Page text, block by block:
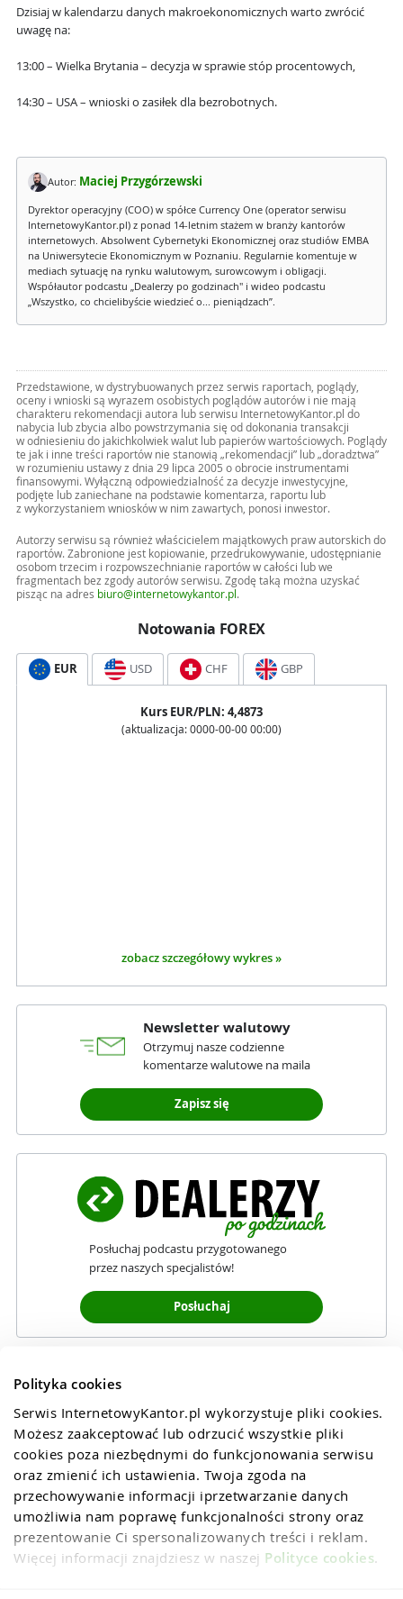
Polityka cookies
Serwis InternetowyKantor.pl wykorzystuje pliki cookies.
Możesz zaakceptować lub odrzucić wszystkie pliki
cookies poza niezbędnymi do funkcjonowania serwisu
oraz zmienić ich ustawienia. Twoja zgoda na
przechowywanie informacji iprzetwarzanie danych
umożliwia nam poprawę funkcjonalności strony oraz
prezentowanie Ci spersonalizowanych treści i reklam.
Więcej informacji znajdziesz w naszej Polityce cookies.
Dzisiaj w kalendarzu danych makroekonomicznych warto zwrócić
uwagę na:
13:00 – Wielka Brytania – decyzja w sprawie stóp procentowych,
14:30 – USA – wnioski o zasiłek dla bezrobotnych.
Autor: Maciej Przygórzewski
Dyrektor operacyjny (COO) w spółce Currency One (operator serwisu
InternetowyKantor.pl) z ponad 14-letnim stażem w branży kantorów
internetowych. Absolwent Cybernetyki Ekonomicznej oraz studiów EMBA
na Uniwersytecie Ekonomicznym w Poznaniu. Regularnie komentuje w
mediach sytuację na rynku walutowym, surowcowym i obligacji.
Współautor podcastu „Dealerzy po godzinach" i wideo podcastu
„Wszystko, co chcielibyście wiedzieć o... pieniądzach”.
Przedstawione, w dystrybuowanych przez serwis raportach, poglądy,
oceny i wnioski są wyrazem osobistych poglądów autorów i nie mają
charakteru rekomendacji autora lub serwisu InternetowyKantor.pl do
nabycia lub zbycia albo powstrzymania się od dokonania transakcji
w odniesieniu do jakichkolwiek walut lub papierów wartościowych. Poglądy
te jak i inne treści raportów nie stanowią „rekomendacji” lub „doradztwa”
w rozumieniu ustawy z dnia 29 lipca 2005 o obrocie instrumentami
finansowymi. Wyłączną odpowiedzialność za decyzje inwestycyjne,
podjęte lub zaniechane na podstawie komentarza, raportu lub
z wykorzystaniem wniosków w nim zawartych, ponosi inwestor.
Autorzy serwisu są również właścicielem majątkowych praw autorskich do
raportów. Zabronione jest kopiowanie, przedrukowywanie, udostępnianie
osobom trzecim i rozpowszechnianie raportów w całości lub we
fragmentach bez zgody autorów serwisu. Zgodę taką można uzyskać
pisząc na adres biuro@internetowykantor.pl .
Notowania FOREX
EUR USD CHF GBP
Kurs EUR/PLN: 4,4873
(aktualizacja: 0000-00-00 00:00)
zobacz szczegółowy wykres »
Newsletter walutowy
Otrzymuj nasze codzienne
komentarze walutowe na maila
Zapisz się
Posłuchaj podcastu przygotowanego
przez naszych specjalistów!
Posłuchaj